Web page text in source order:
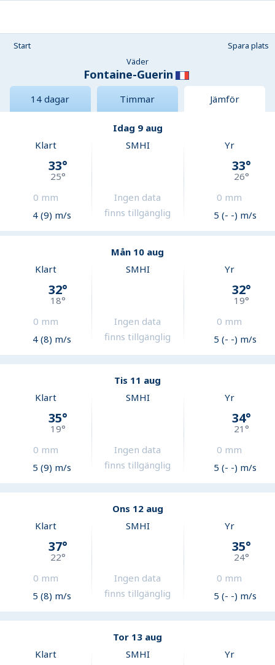
Start
Spara plats
Väder
Fontaine-Guerin
14 dagar Timmar Jämför
Idag 9 aug
Klart
33°
25°
0 mm
4 (9) m/s
SMHI
Ingen data
finns tillgänglig
Yr
33°
26°
0 mm
5 (- -) m/s
Mån 10 aug
Klart
32°
18°
0 mm
4 (8) m/s
SMHI
Ingen data
finns tillgänglig
Yr
32°
19°
0 mm
5 (- -) m/s
Tis 11 aug
Klart
35°
19°
0 mm
5 (9) m/s
SMHI
Ingen data
finns tillgänglig
Yr
34°
21°
0 mm
5 (- -) m/s
Ons 12 aug
Klart
37°
22°
0 mm
5 (8) m/s
SMHI
Ingen data
finns tillgänglig
Yr
35°
24°
0 mm
5 (- -) m/s
Tor 13 aug
Klart
SMHI Yr